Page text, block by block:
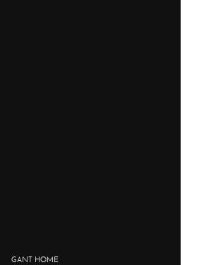
GANT HOME